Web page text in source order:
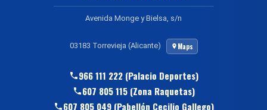
Avenida Monge y Bielsa, s/n
03183 Torrevieja (Alicante) Maps
966 111 222 (Palacio Deportes)
607 805 115 (Zona Raquetas)
607 805 049 (Pabellón Cecilio Gallego)